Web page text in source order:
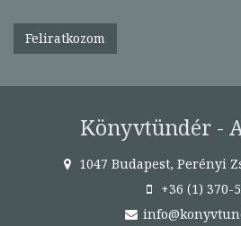
Feliratkozom
Könyvtündér -
1047 Budapest, Perényi
+36 (1) 370-